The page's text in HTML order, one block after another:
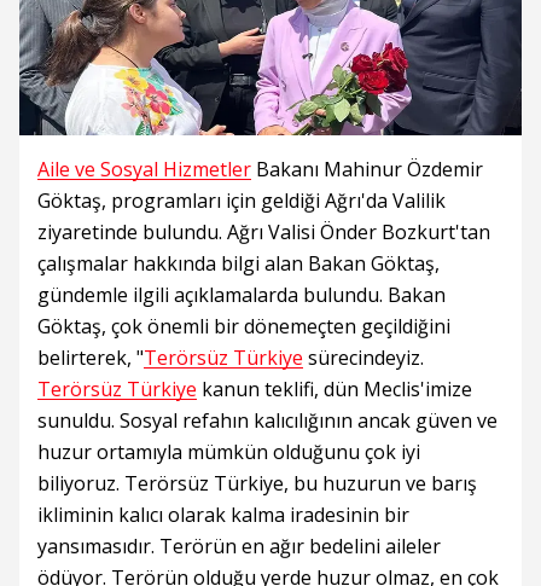
Aile ve Sosyal Hizmetler Bakanı Mahinur Özdemir
Göktaş, programları için geldiği Ağrı'da Valilik
ziyaretinde bulundu. Ağrı Valisi Önder Bozkurt'tan
çalışmalar hakkında bilgi alan Bakan Göktaş,
gündemle ilgili açıklamalarda bulundu. Bakan
Göktaş, çok önemli bir dönemeçten geçildiğini
belirterek, "Terörsüz Türkiye sürecindeyiz.
Terörsüz Türkiye kanun teklifi, dün Meclis'imize
sunuldu. Sosyal refahın kalıcılığının ancak güven ve
huzur ortamıyla mümkün olduğunu çok iyi
biliyoruz. Terörsüz Türkiye, bu huzurun ve barış
ikliminin kalıcı olarak kalma iradesinin bir
yansımasıdır. Terörün en ağır bedelini aileler
ödüyor. Terörün olduğu yerde huzur olmaz, en çok